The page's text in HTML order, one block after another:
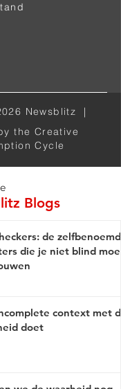
Blogs
de zelfbenoemde
die je niet blind moet
context met de
doet
Newsblitz |
the Creative
Cycle